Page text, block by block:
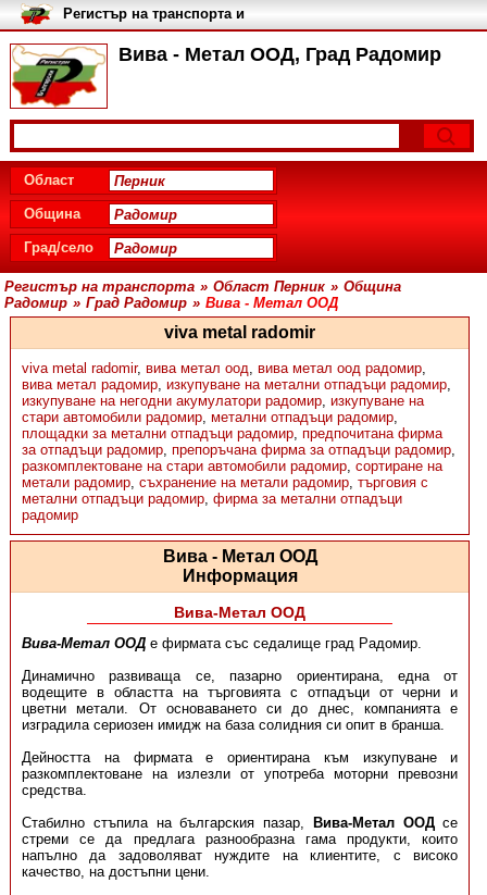
Вива - Метал ООД, Град Радомир
Регистър на транспорта и
транспортните фирми в
България
Област
Община
Град/село
Регистър на транспорта » Област Перник » Община
Радомир » Град Радомир » Вива - Метал ООД
viva metal radomir
viva metal radomir, вива метал оод, вива метал оод радомир,
вива метал радомир, изкупуване на метални отпадъци радомир,
изкупуване на негодни акумулатори радомир, изкупуване на
стари автомобили радомир, метални отпадъци радомир,
площадки за метални отпадъци радомир, предпочитана фирма
за отпадъци радомир, препоръчана фирма за отпадъци радомир,
разкомплектоване на стари автомобили радомир, сортиране на
метали радомир, съхранение на метали радомир, търговия с
метални отпадъци радомир, фирма за метални отпадъци
радомир
Вива - Метал ООД
Информация
Вива-Метал ООД
Вива-Метал ООД e фирмата със седалище град Радомир.
Динамично развиваща се, пазарно ориентирана, една от
водещите в областта на търговията с отпадъци от черни и
цветни метали. От основаването си до днес, компанията е
изградила сериозен имидж на база солидния си опит в бранша.
Дейността на фирмата е ориентирана към изкупуване и
разкомплектоване на излезли от употреба моторни превозни
средства.
Стабилно стъпила на българския пазар,
Вива-Метал ООДсе
стреми се да предлага разнообразна гама продукти, които
напълно да задоволяват нуждите на клиентите, с високо
качество, на достъпни цени.